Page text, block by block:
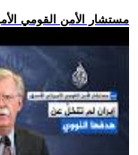
.. مستشار الأمن القومي